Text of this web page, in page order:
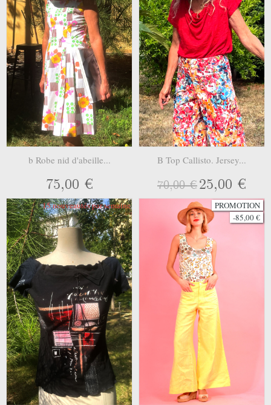
b Robe nid d'abeille...
75,00 €
B Top Callisto. Jersey...
70,00 €25,00 €
15 nouveautés par semaine
PROMOTION
-85,00 €